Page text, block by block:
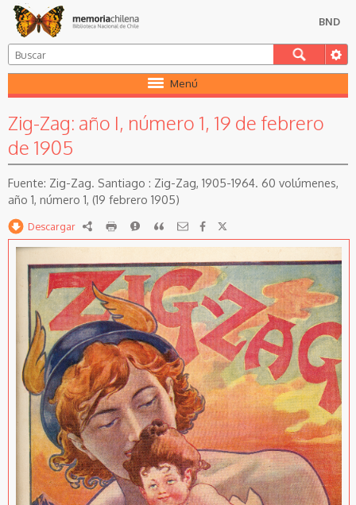
BND
Menú
Zig-Zag: año I, número 1, 19 de febrero
de 1905
Zig-Zag. Santiago : Zig-Zag, 1905-1964. 60 volúmenes,
año 1, número 1, (19 febrero 1905)
Descargar RDF imprimirReportarCitar